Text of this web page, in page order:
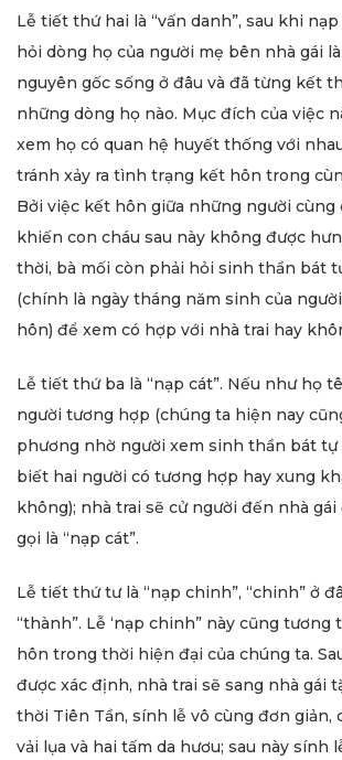
Lễ tiết thứ hai là “vấn danh”, sau khi
hỏi dòng họ của người mẹ bên nhà gái
nguyên gốc sống ở đâu và đã từng kết
những dòng họ nào. Mục đích của việc
xem họ có quan hệ huyết thống với
tránh xảy ra tình trạng kết hôn trong
Bởi việc kết hôn giữa những người cùng
khiến con cháu sau này không được
thời, bà mối còn phải hỏi sinh thần bát
(chính là ngày tháng năm sinh của
hôn) để xem có hợp với nhà trai hay
Lễ tiết thứ ba là “nạp cát”. Nếu như họ
người tương hợp (chúng ta hiện nay
phương nhờ người xem sinh thần bát tự
biết hai người có tương hợp hay xung
không); nhà trai sẽ cử người đến nhà
gọi là “nạp cát”.
Lễ tiết thứ tư là “nạp chinh”, “chinh” ở
“thành”. Lễ ‘nạp chinh” này cũng
hôn trong thời hiện đại của chúng ta.
được xác định, nhà trai sẽ sang nhà gái
thời Tiên Tần, sính lễ vô cùng đơn giản,
vải lụa và hai tấm da hươu; sau này sính